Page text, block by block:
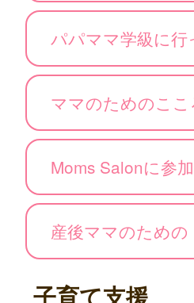
パパママ学級に
ママのためのこ
Moms Salonに参
産後ママのための
子育て支援